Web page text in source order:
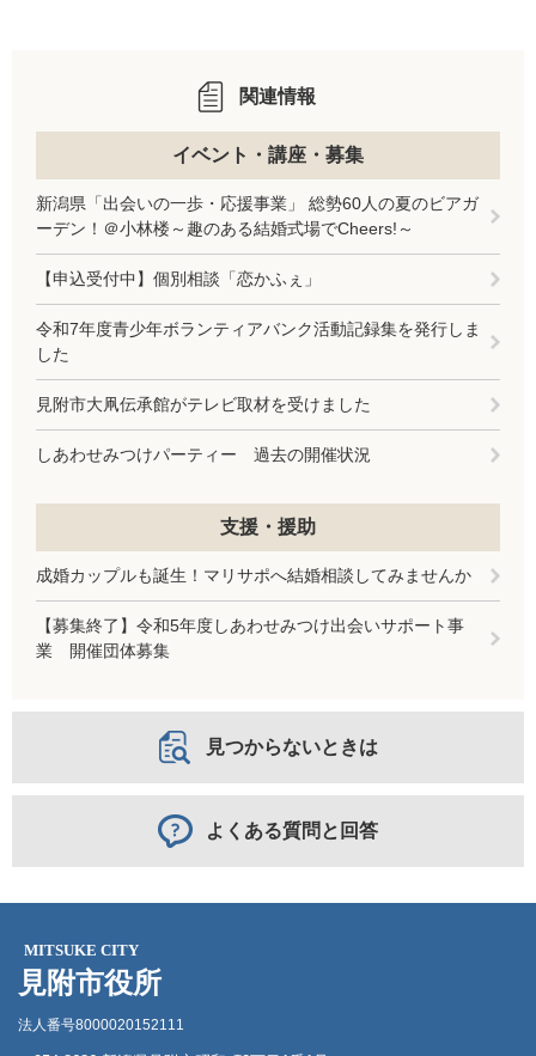
関連情報
イベント・講座・募集
新潟県「出会いの一歩・応援事業」 総勢60人の夏のビアガ
ーデン！＠小林楼～趣のある結婚式場でCheers!～
【申込受付中】個別相談「恋かふぇ」
令和7年度青少年ボランティアバンク活動記録集を発行しま
した
見附市大凧伝承館がテレビ取材を受けました
しあわせみつけパーティー 過去の開催状況
支援・援助
成婚カップルも誕生！マリサポへ結婚相談してみませんか
【募集終了】令和5年度しあわせみつけ出会いサポート事
業 開催団体募集
見つからないときは
よくある質問と回答
MITSUKE CITY
見附市役所
法人番号8000020152111